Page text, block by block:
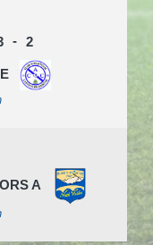
- 2
A